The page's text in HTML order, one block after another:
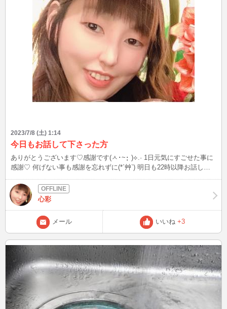
2023/7/8 (土) 1:14
今日もお話して下さった方
ありがとうございます♡感謝です(ㅅ･~･̥ )⟡.· 1日元気にすごせた事に
感謝♡ 何げない事も感謝を忘れずに(*´艸`) 明日も22時以降お話しま
心彩
メール いいね +3